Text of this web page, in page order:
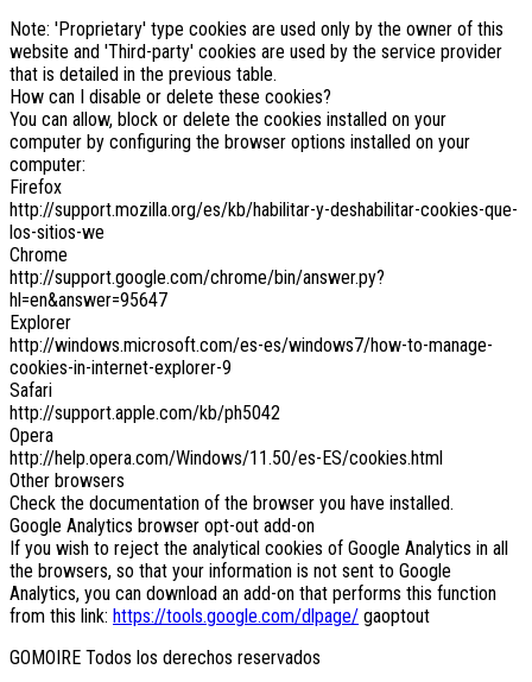
Note: 'Proprietary' type cookies are used only by the owner of this
website and 'Third-party' cookies are used by the service provider
that is detailed in the previous table.
How can I disable or delete these cookies?
You can allow, block or delete the cookies installed on your
computer by configuring the browser options installed on your
computer:
Firefox
http://support.mozilla.org/es/kb/habilitar-y-deshabilitar-cookies-que-
los-sitios-we
Chrome
http://support.google.com/chrome/bin/answer.py?
hl=en&answer=95647
Explorer
http://windows.microsoft.com/es-es/windows7/how-to-manage-
cookies-in-internet-explorer-9
Safari
http://support.apple.com/kb/ph5042
Opera
http://help.opera.com/Windows/11.50/es-ES/cookies.html
Other browsers
Check the documentation of the browser you have installed.
Google Analytics browser opt-out add-on
If you wish to reject the analytical cookies of Google Analytics in all
the browsers, so that your information is not sent to Google
Analytics, you can download an add-on that performs this function
from this link: https://tools.google.com/dlpage/ gaoptout
GOMOIRE Todos los derechos reservados